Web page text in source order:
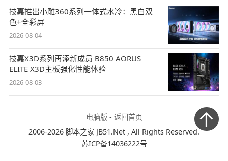
技嘉推出小雕360系列一体式水冷：黑白双
色+全彩屏
2026-08-04
技嘉X3D系列再添新成员 B850 AORUS
ELITE X3D主板强化性能体验
2026-08-03
电脑版- 返回首页
2006-2026 脚本之家 JB51.Net , All Rights Reserved.
苏ICP备14036222号